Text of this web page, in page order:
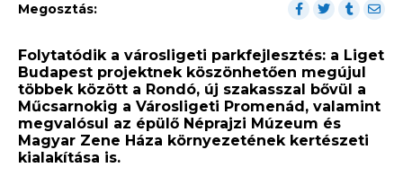
Megosztás:
Folytatódik a városligeti parkfejlesztés: a Liget
Budapest projektnek köszönhetően megújul
többek között a Rondó, új szakasszal bővül a
Műcsarnokig a Városligeti Promenád, valamint
megvalósul az épülő Néprajzi Múzeum és
Magyar Zene Háza környezetének kertészeti
kialakítása is.